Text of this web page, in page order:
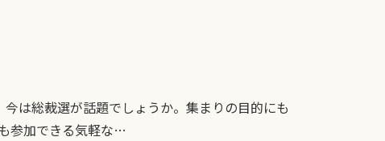
は総裁選が話題でしょうか。集まりの目的にも
参加できる気軽な…